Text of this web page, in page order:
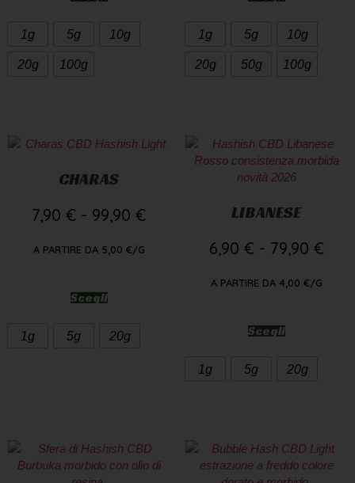
1g 5g 10g
20g 100g
1g 5g 10g
20g 50g 100g
CHARAS
7,90 € - 99,90 €
A PARTIRE DA 5,00 €/G
Scegli
1g 5g 20g
LIBANESE
6,90 € - 79,90 €
A PARTIRE DA 4,00 €/G
Scegli
1g 5g 20g